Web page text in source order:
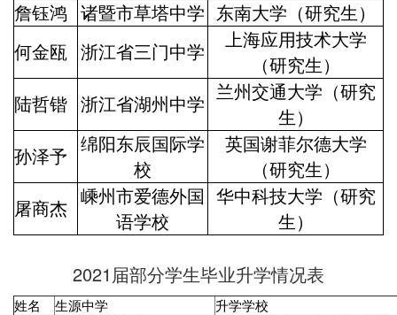
詹钰鸿
诸暨市草塔中学
东南大学（研究生）
何金瓯
浙江省三门中学
上海应用技术大学
（研究生）
陆哲锴
浙江省湖州中学
兰州交通大学（研究
生）
孙泽予
绵阳东辰国际学
校
英国谢菲尔德大学
（研究生）
屠商杰
嵊州市爱德外国
语学校
华中科技大学（研究
生）
2021届部分学生毕业升学情况表
姓名 生源中学
升学学校